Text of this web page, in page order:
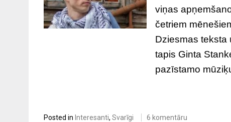
viņas
četriem
Dziesmas teksta
tapis Ginta
pazīstamo
Posted in Interesanti, Svarīgi 6 komentāru